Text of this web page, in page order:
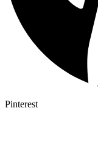
Pinterest